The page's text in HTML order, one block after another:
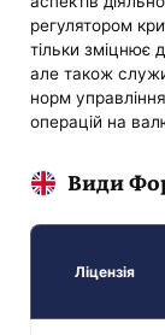
регулятором
тільки зміцнює
але також
норм
операцій на
Види
Ліцензія